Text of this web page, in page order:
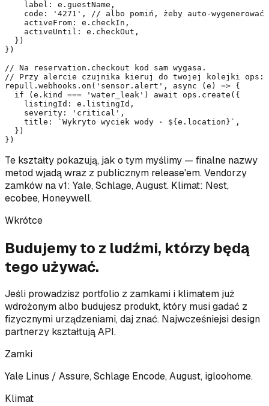
    label: e.guestName,
    code: '4271', // albo pomiń, żeby auto-wygenerować
    activeFrom: e.checkIn,
    activeUntil: e.checkOut,
  })
})
// Na reservation.checkout kod sam wygasa.
// Przy alercie czujnika kieruj do twojej kolejki ops:
repull.webhooks.on('sensor.alert', async (e) => {
  if (e.kind === 'water_leak') await ops.create({
    listingId: e.listingId,
    severity: 'critical',
    title: `Wykryto wyciek wody · ${e.location}`,
  })
})
Te kształty pokazują, jak o tym myślimy — finalne nazwy
metod wjadą wraz z publicznym release'em. Vendorzy
zamków na v1: Yale, Schlage, August. Klimat: Nest,
ecobee, Honeywell.
Wkrótce
Budujemy to z ludźmi, którzy będą
tego używać.
Jeśli prowadzisz portfolio z zamkami i klimatem już
wdrożonym albo budujesz produkt, który musi gadać z
fizycznymi urządzeniami, daj znać. Najwcześniejsi design
partnerzy kształtują API.
Zamki
Yale Linus / Assure, Schlage Encode, August, igloohome.
Klimat